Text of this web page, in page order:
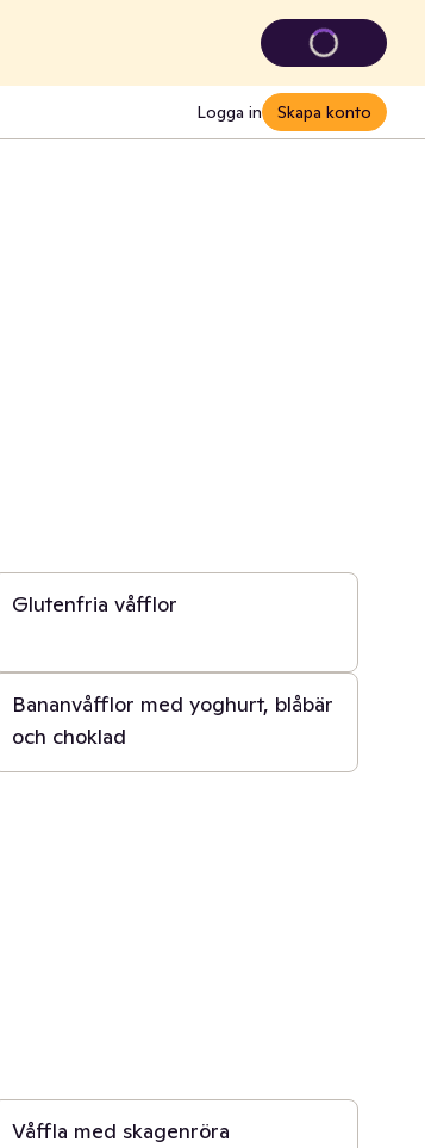
Logga in Skapa konto
Glutenfria våfflor
Bananvåfflor med yoghurt, blåbär
och choklad
Våffla med skagenröra